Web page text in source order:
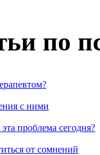
по
с ними
проблема сегодня?
от сомнений